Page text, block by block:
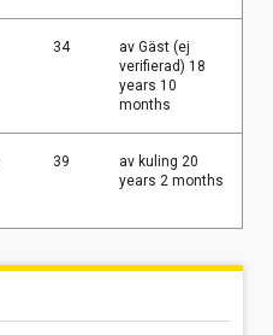
34 av Gäst (ej
verifierad) 18
years 10
months
39 av kuling 20
years 2 months